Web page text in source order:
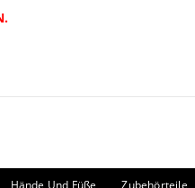
Hände Und Füße Zubehörteile